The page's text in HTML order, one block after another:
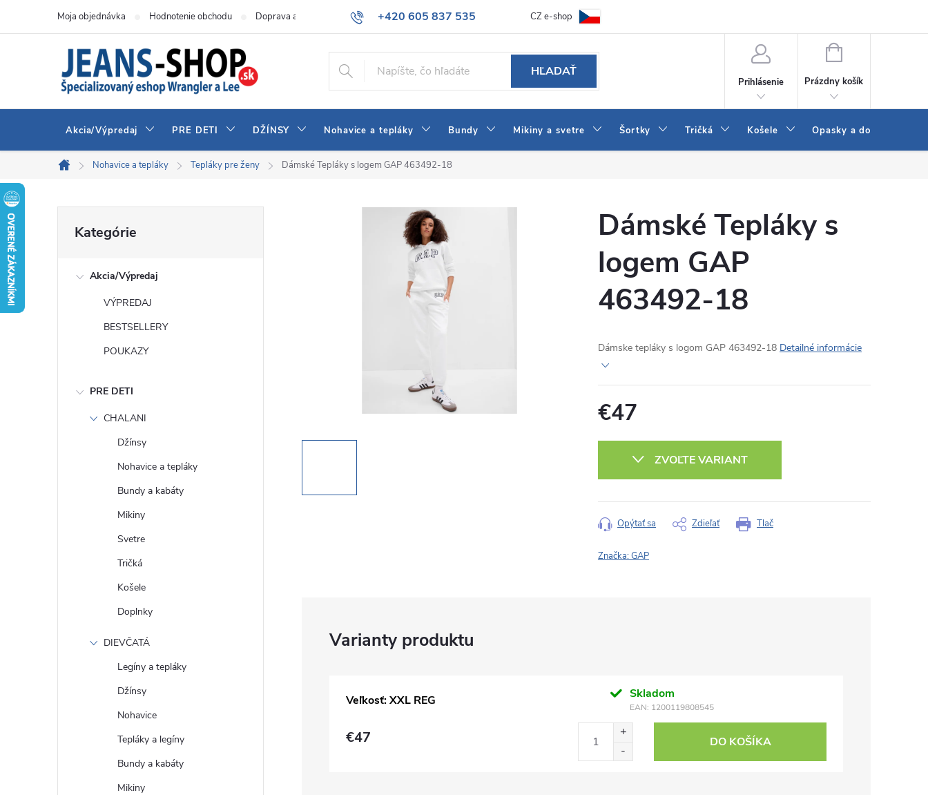
+420 605 837 535
info@jeans-shop.sk
Moja objednávka Hodnotenie obchodu Doprava a platba Všeobecné obchodné podmienky Ako vybrať džínsy Wrangler a LEE
CZ e-shop
HĽADAŤ
Prihlásenie
NÁKUPNÝ
Prázdny košík
Akcia/Výpredaj PRE DETI DŽÍNSY Nohavice a tepláky Bundy Mikiny a svetre Šortky Tričká Košele Opasky a doplnky
Domov
Nohavice a tepláky Tepláky pre ženy Dámské Tepláky s logem GAP 463492-18
kategórie
Kategórie
Akcia/Výpredaj
VÝPREDAJ
BESTSELLERY
POUKAZY
PRE DETI
CHALANI
Džínsy
Nohavice a tepláky
Bundy a kabáty
Mikiny
Svetre
Tričká
Košele
Doplnky
DIEVČATÁ
Legíny a tepláky
Džínsy
Nohavice
Tepláky a legíny
Bundy a kabáty
Mikiny
Dámské Tepláky s
logem GAP
463492-18
Dámske tepláky s logom GAP 463492-18 Detailné informácie
€47
ZVOĽTE VARIANT
Tlač
Opýtať sa Zdieľať
Značka:GAP
Veľkosť: XXL REG Skladom
EAN: 1200119808545
€47 DO KOŠÍKA